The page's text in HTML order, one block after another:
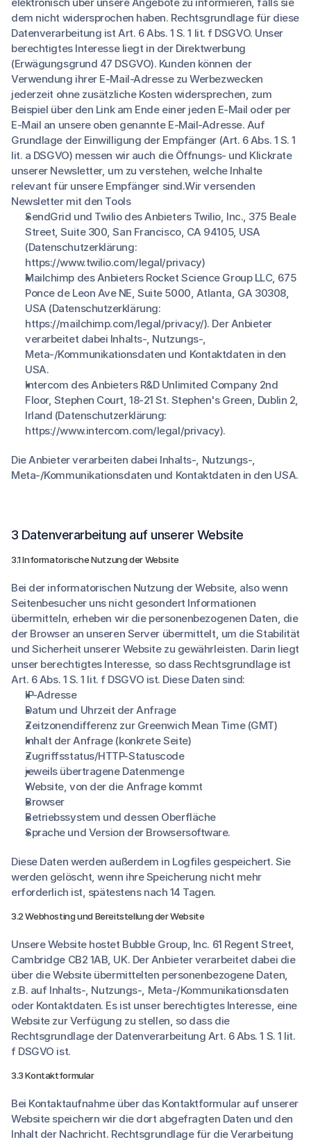
dem nicht widersprochen haben. Rechtsgrundlage für diese
Datenverarbeitung ist Art. 6 Abs. 1 S. 1 lit. f DSGVO. Unser
berechtigtes Interesse liegt in der Direktwerbung
(Erwägungsgrund 47 DSGVO). Kunden können der
Verwendung ihrer E-Mail-Adresse zu Werbezwecken
jederzeit ohne zusätzliche Kosten widersprechen, zum
Beispiel über den Link am Ende einer jeden E-Mail oder per
E-Mail an unsere oben genannte E-Mail-Adresse. Auf
Grundlage der Einwilligung der Empfänger (Art. 6 Abs. 1 S. 1
lit. a DSGVO) messen wir auch die Öffnungs- und Klickrate
unserer Newsletter, um zu verstehen, welche Inhalte
relevant für unsere Empfänger sind.Wir versenden
Newsletter mit den Tools
SendGrid und Twilio des Anbieters Twilio, Inc., 375 Beale
Street, Suite 300, San Francisco, CA 94105, USA
(Datenschutzerklärung:
https://www.twilio.com/legal/privacy)
Mailchimp des Anbieters Rocket Science Group LLC, 675
Ponce de Leon Ave NE, Suite 5000, Atlanta, GA 30308,
USA (Datenschutzerklärung:
https://mailchimp.com/legal/privacy/). Der Anbieter
verarbeitet dabei Inhalts-, Nutzungs-,
Meta-/Kommunikationsdaten und Kontaktdaten in den
USA.
Intercom des Anbieters R&D Unlimited Company 2nd
Floor, Stephen Court, 18-21 St. Stephen's Green, Dublin 2,
Irland (Datenschutzerklärung:
https://www.intercom.com/legal/privacy).
Die Anbieter verarbeiten dabei Inhalts-, Nutzungs-,
Meta-/Kommunikationsdaten und Kontaktdaten in den USA.
3 Datenverarbeitung auf unserer Website
3.1 Informatorische Nutzung der Website
Bei der informatorischen Nutzung der Website, also wenn
Seitenbesucher uns nicht gesondert Informationen
übermitteln, erheben wir die personenbezogenen Daten, die
der Browser an unseren Server übermittelt, um die Stabilität
und Sicherheit unserer Website zu gewährleisten. Darin liegt
unser berechtigtes Interesse, so dass Rechtsgrundlage ist
Art. 6 Abs. 1 S. 1 lit. f DSGVO ist. Diese Daten sind:
IP-Adresse
Datum und Uhrzeit der Anfrage
Zeitzonendifferenz zur Greenwich Mean Time (GMT)
Inhalt der Anfrage (konkrete Seite)
Zugriffsstatus/HTTP-Statuscode
jeweils übertragene Datenmenge
Website, von der die Anfrage kommt
Browser
Betriebssystem und dessen Oberfläche
Sprache und Version der Browsersoftware.
Diese Daten werden außerdem in Logfiles gespeichert. Sie
werden gelöscht, wenn ihre Speicherung nicht mehr
erforderlich ist, spätestens nach 14 Tagen.
3.2 Webhosting und Bereitstellung der Website
Unsere Website hostet Bubble Group, Inc. 61 Regent Street,
Cambridge CB2 1AB, UK. Der Anbieter verarbeitet dabei die
über die Website übermittelten personenbezogene Daten,
z.B. auf Inhalts-, Nutzungs-, Meta-/Kommunikationsdaten
oder Kontaktdaten. Es ist unser berechtigtes Interesse, eine
Website zur Verfügung zu stellen, so dass die
Rechtsgrundlage der Datenverarbeitung Art. 6 Abs. 1 S. 1 lit.
f DSGVO ist.
3.3 Kontaktformular
Bei Kontaktaufnahme über das Kontaktformular auf unserer
Website speichern wir die dort abgefragten Daten und den
Inhalt der Nachricht. Rechtsgrundlage für die Verarbeitung